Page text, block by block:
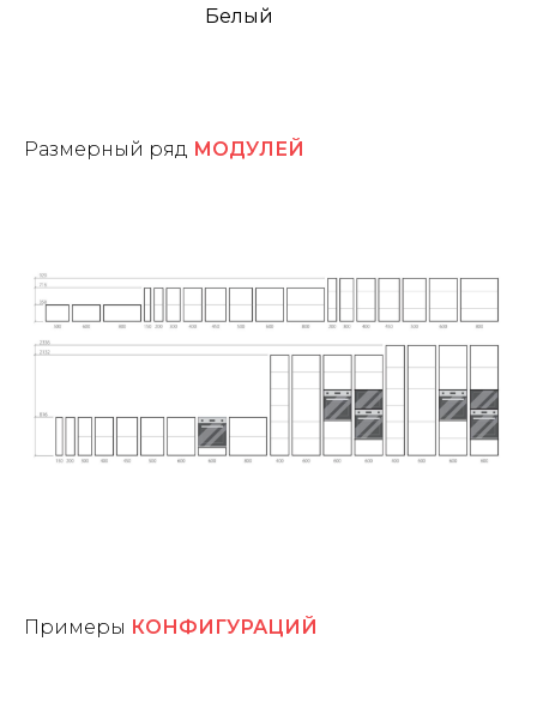
Белый
Размерный ряд МОДУЛЕЙ
Примеры КОНФИГУРАЦИЙ